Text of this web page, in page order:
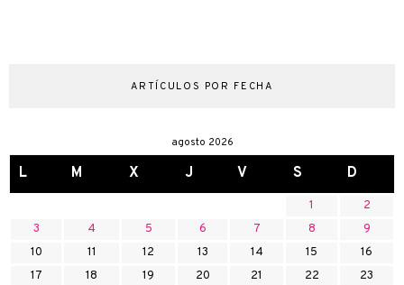
ARTÍCULOS POR FECHA
agosto 2026
L M X J V S D
1
2
3
4 5 6 7 8
9
10
11 12 13 14 15
16
17
18 19 20 21 22
23